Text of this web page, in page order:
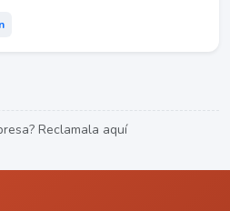
Reclamala aquí